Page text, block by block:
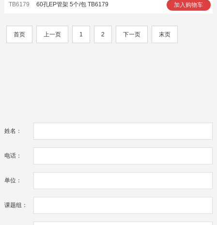
TB6179 60孔EP管架 5个/包 TB6179 加入购物车
首页 上一页 1 2 下一页 末页
姓名：
电话：
单位：
课题组：